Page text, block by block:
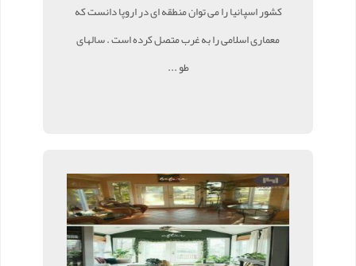
کشور اسپانیا را می توان منطقه ای در اروپا دانست که
معماری اسلامی را به غرب متصل کرده است . سالهای
طو ...